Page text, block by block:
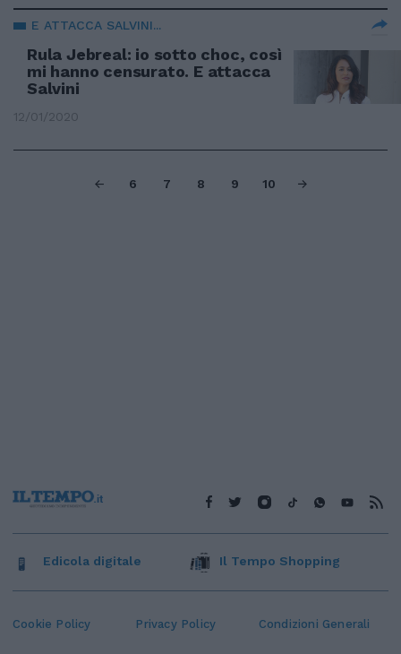
E ATTACCA SALVINI...
Rula Jebreal: io sotto choc, così
mi hanno censurato. E attacca
Salvini
12/01/2020
6 7 8 9 10
Cookie Policy Privacy Policy Condizioni Generali
Edicola digitale Il Tempo Shopping